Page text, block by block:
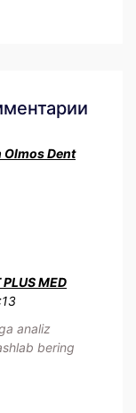
Olmos Dent
PLUS MED
analiz
bering